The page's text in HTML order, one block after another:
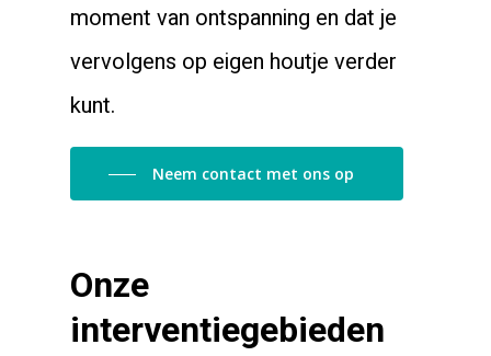
moment van ontspanning en dat je
vervolgens op eigen houtje verder
kunt.
Neem contact met ons op
Onze
interventiegebieden